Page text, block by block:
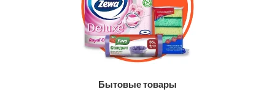
Бытовые товары